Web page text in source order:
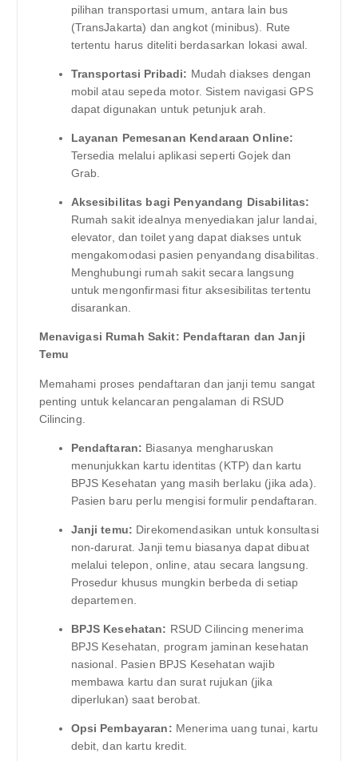
pilihan transportasi umum, antara lain bus
(TransJakarta) dan angkot (minibus). Rute
tertentu harus diteliti berdasarkan lokasi awal.
Transportasi Pribadi: Mudah diakses dengan
mobil atau sepeda motor. Sistem navigasi GPS
dapat digunakan untuk petunjuk arah.
Layanan Pemesanan Kendaraan Online:
Tersedia melalui aplikasi seperti Gojek dan
Grab.
Aksesibilitas bagi Penyandang Disabilitas:
Rumah sakit idealnya menyediakan jalur landai,
elevator, dan toilet yang dapat diakses untuk
mengakomodasi pasien penyandang disabilitas.
Menghubungi rumah sakit secara langsung
untuk mengonfirmasi fitur aksesibilitas tertentu
disarankan.
Menavigasi Rumah Sakit: Pendaftaran dan Janji
Temu
Memahami proses pendaftaran dan janji temu sangat
penting untuk kelancaran pengalaman di RSUD
Cilincing.
Pendaftaran: Biasanya mengharuskan
menunjukkan kartu identitas (KTP) dan kartu
BPJS Kesehatan yang masih berlaku (jika ada).
Pasien baru perlu mengisi formulir pendaftaran.
Janji temu: Direkomendasikan untuk konsultasi
non-darurat. Janji temu biasanya dapat dibuat
melalui telepon, online, atau secara langsung.
Prosedur khusus mungkin berbeda di setiap
departemen.
BPJS Kesehatan: RSUD Cilincing menerima
BPJS Kesehatan, program jaminan kesehatan
nasional. Pasien BPJS Kesehatan wajib
membawa kartu dan surat rujukan (jika
diperlukan) saat berobat.
Opsi Pembayaran: Menerima uang tunai, kartu
debit, dan kartu kredit.